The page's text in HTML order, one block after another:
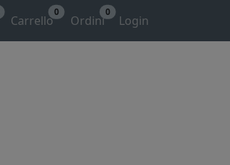
Carrello
0
Ordini
0
Login